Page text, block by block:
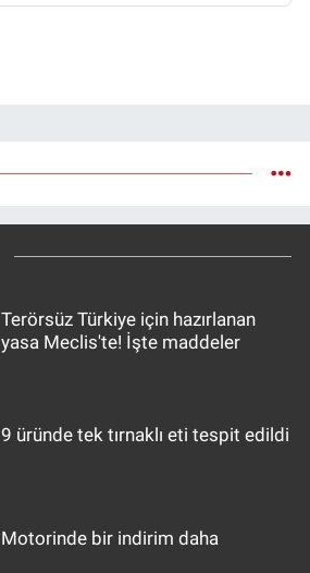
Terörsüz Türkiye için hazırlanan
yasa Meclis'te! İşte maddeler
9 üründe tek tırnaklı eti tespit edildi
Motorinde bir indirim daha